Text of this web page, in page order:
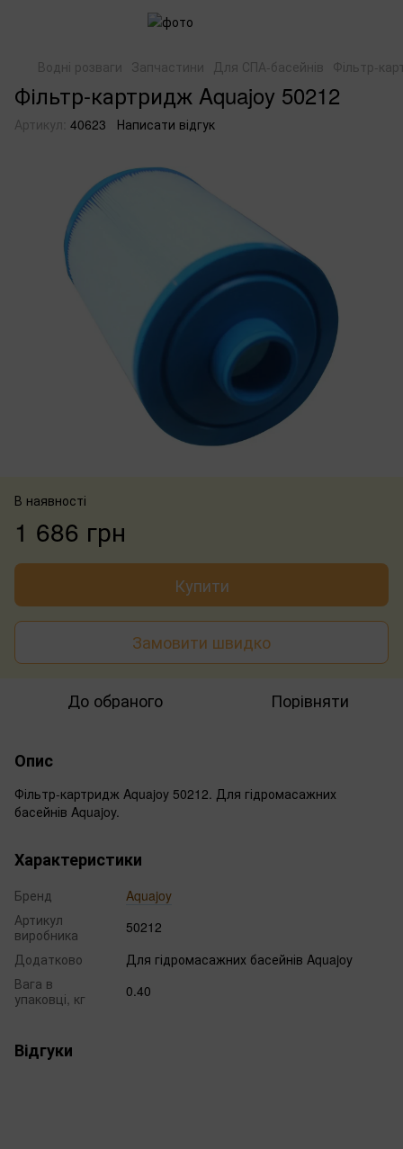
Водні розваги Запчастини Для СПА-басейнів Фільтр-
Фільтр-картридж Aquajoy 50212
Артикул: 40623 Написати відгук
В наявності
1 686 грн
Купити
Замовити швидко
До обраного Порівняти
Опис
Фільтр-картридж Aquajoy 50212. Для гідромасажних
басейнів Aquajoy.
Характеристики
Бренд
Aquajoy
Артикул
виробника
50212
Додатково
Для гідромасажних басейнів Aquajoy
Вага в
упаковці, кг
0.40
Відгуки